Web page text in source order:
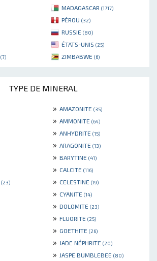
MADAGASCAR (1717)
PÉROU (32)
RUSSIE (80)
ÉTATS-UNIS (25)
(7) ZIMBABWE (6)
TYPE DE MINERAL
» AMAZONITE (35)
» AMMONITE (64)
» ANHYDRITE (15)
» ARAGONITE (13)
» BARYTINE (41)
» CALCITE (116)
(23) » CELESTINE (19)
» CYANITE (14)
» DOLOMITE (23)
» FLUORITE (25)
» GOETHITE (26)
» JADE NÉPHRITE (20)
» JASPE BUMBLEBEE (80)